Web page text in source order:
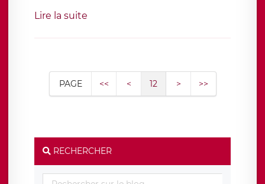
Lire la suite
PAGE << < 12 > >>
RECHERCHER